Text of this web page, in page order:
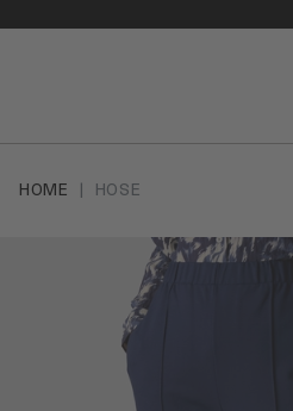
HOME HOSE
Artikelbilder überspringen